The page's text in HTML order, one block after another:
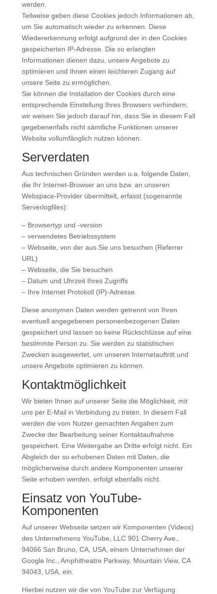
werden.
Teilweise geben diese Cookies jedoch Informationen ab,
um Sie automatisch wieder zu erkennen. Diese
Wiedererkennung erfolgt aufgrund der in den Cookies
gespeicherten IP-Adresse. Die so erlangten
Informationen dienen dazu, unsere Angebote zu
optimieren und Ihnen einen leichteren Zugang auf
unsere Seite zu ermöglichen.
Sie können die Installation der Cookies durch eine
entsprechende Einstellung Ihres Browsers verhindern;
wir weisen Sie jedoch darauf hin, dass Sie in diesem Fall
gegebenenfalls nicht sämtliche Funktionen unserer
Website vollumfänglich nutzen können.
Serverdaten
Aus technischen Gründen werden u.a. folgende Daten,
die Ihr Internet-Browser an uns bzw. an unseren
Webspace-Provider übermittelt, erfasst (sogenannte
Serverlogfiles):
– Browsertyp und -version
– verwendetes Betriebssystem
– Webseite, von der aus Sie uns besuchen (Referrer
URL)
– Webseite, die Sie besuchen
– Datum und Uhrzeit Ihres Zugriffs
– Ihre Internet Protokoll (IP)-Adresse.
Diese anonymen Daten werden getrennt von Ihren
eventuell angegebenen personenbezogenen Daten
gespeichert und lassen so keine Rückschlüsse auf eine
bestimmte Person zu. Sie werden zu statistischen
Zwecken ausgewertet, um unseren Internetauftritt und
unsere Angebote optimieren zu können.
Kontaktmöglichkeit
Wir bieten Ihnen auf unserer Seite die Möglichkeit, mit
uns per E-Mail in Verbindung zu treten. In diesem Fall
werden die vom Nutzer gemachten Angaben zum
Zwecke der Bearbeitung seiner Kontaktaufnahme
gespeichert. Eine Weitergabe an Dritte erfolgt nicht. Ein
Abgleich der so erhobenen Daten mit Daten, die
möglicherweise durch andere Komponenten unserer
Seite erhoben werden, erfolgt ebenfalls nicht.
Einsatz von YouTube-
Komponenten
Auf unserer Webseite setzen wir Komponenten (Videos)
des Unternehmens YouTube, LLC 901 Cherry Ave.,
94066 San Bruno, CA, USA, einem Unternehmen der
Google Inc., Amphitheatre Parkway, Mountain View, CA
94043, USA, ein.
Hierbei nutzen wir die von YouTube zur Verfügung